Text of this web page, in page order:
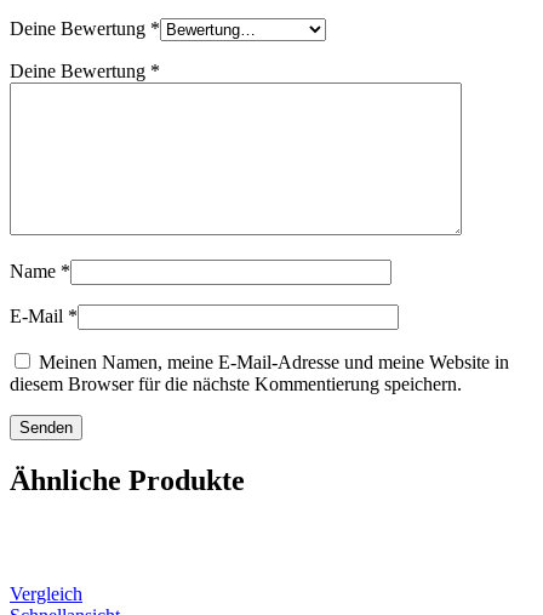
Deine Bewertung *
Deine Bewertung *
Name *
E-Mail *
Meinen Namen, meine E-Mail-Adresse und meine Website in
diesem Browser für die nächste Kommentierung speichern.
Ähnliche Produkte
Vergleich